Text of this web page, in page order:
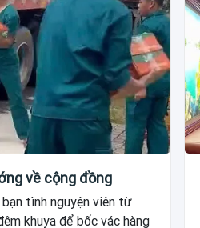
về cộng đồng
tình nguyện viên từ
khuya để bốc vác hàng